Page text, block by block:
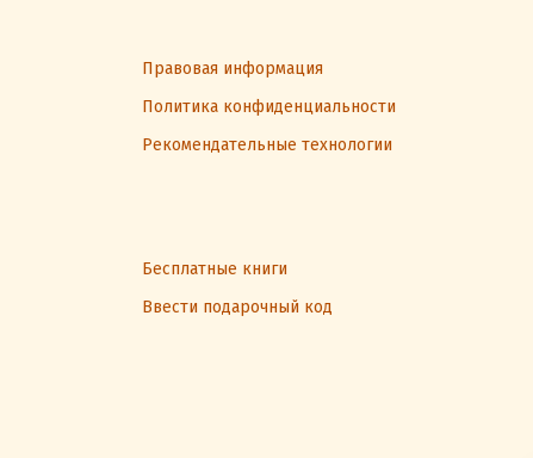
Правовая информация
Политика конфиденциальности
Рекомендательные технологии
Бесплатные книги
Ввести подарочный код